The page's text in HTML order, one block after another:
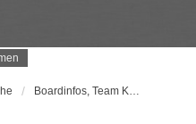
Boardinfos, Team Kontakt, Feedback